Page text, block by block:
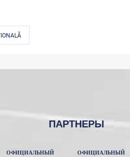
ПАРТНЕРЫ
ОФИЦИАЛЬНЫЙ
ОФИЦИАЛЬНЫЙ